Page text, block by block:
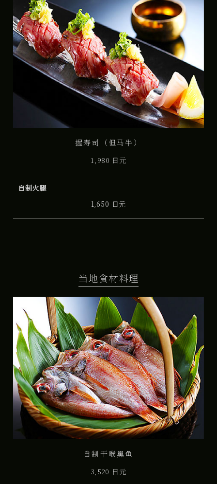
握寿司（但马牛）
1,980 日元
自制火腿
1,650 日元
当地食材料理
自制干喉黑鱼
3,520 日元